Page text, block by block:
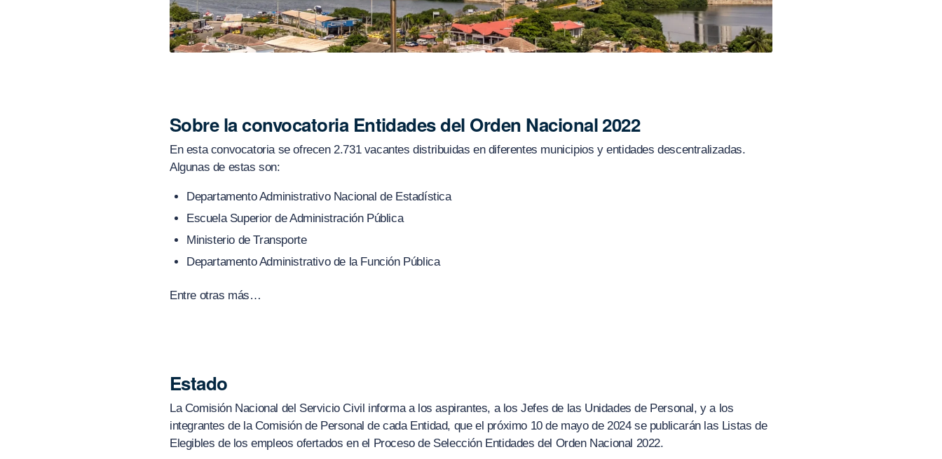
Sobre la convocatoria Entidades del Orden Nacional 2022
En esta convocatoria se ofrecen 2.731 vacantes distribuidas en diferentes municipios y entidades descentralizadas.
Algunas de estas son:
Departamento Administrativo Nacional de Estadística
Escuela Superior de Administración Pública
Ministerio de Transporte
Departamento Administrativo de la Función Pública
Entre otras más…
Estado
La Comisión Nacional del Servicio Civil informa a los aspirantes, a los Jefes de las Unidades de Personal, y a los
integrantes de la Comisión de Personal de cada Entidad, que el próximo 10 de mayo de 2024 se publicarán las Listas de
Elegibles de los empleos ofertados en el Proceso de Selección Entidades del Orden Nacional 2022.